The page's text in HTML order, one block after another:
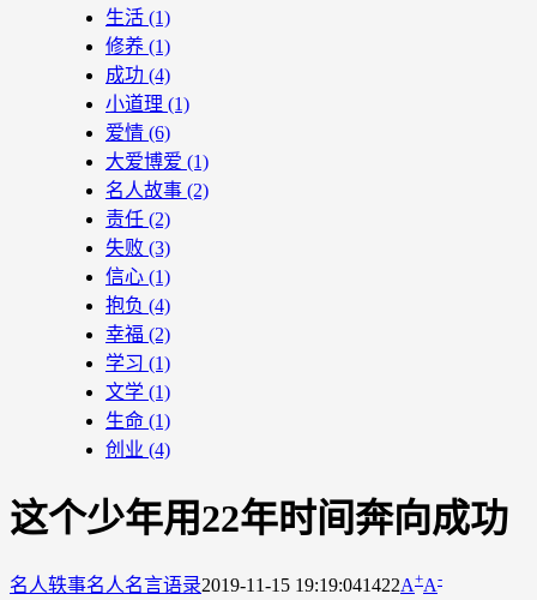
生活 (1)
修养 (1)
成功 (4)
小道理 (1)
爱情 (6)
大爱博爱 (1)
名人故事 (2)
责任 (2)
失败 (3)
信心 (1)
抱负 (4)
幸福 (2)
学习 (1)
文学 (1)
生命 (1)
创业 (4)
这个少年用22年时间奔向成功
名人轶事名人名言语录2019-11-15 19:19:041422A+A-